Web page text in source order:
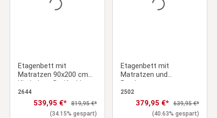
Etagenbett mit
Matratzen 90x200 cm
Kinderbett Dreifachbett
Hochbett Weiß Holz
Stockbett
2644
Verkaufspreis:
539,95 €* Regulärer Preis:
819,95 €*
(34.15% gespart)
Etagenbett mit
Matratzen und
Bettkasten
Doppelstockbett 90x200
cm Hochbett Stockbett
Kinderbett
2502
Verkaufspreis:
379,95 €* Regulärer Preis:
639,95 €*
(40.63% gespart)